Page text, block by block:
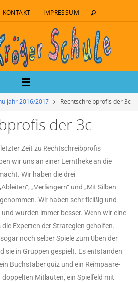
KONTAKT IMPRESSUM
2016/2017 Rechtschreibprofis der 3c
der 3c
Zeit zu Rechtschreibprofis
wir uns an einer Lerntheke an die
Wir haben die drei
„Verlängern“ und „Mit Silben
Wir haben sehr fleißig und
wurden immer besser. Wenn wir eine
Experten der Strategien geholfen.
noch selber Spiele zum Üben der
sie in Gruppen gespielt. Es entstanden
Buchstabenquiz und ein Reimpaare-
doppelten Mitlauten, ein Spielfeld mit